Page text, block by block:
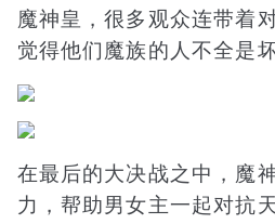
魔神皇，很多观众连带着
觉得他们魔族的人不全是
在最后的大决战之中，魔
力，帮助男女主一起对抗